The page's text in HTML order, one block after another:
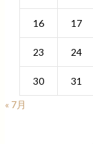
16 17
23 24
30
31
« 7月